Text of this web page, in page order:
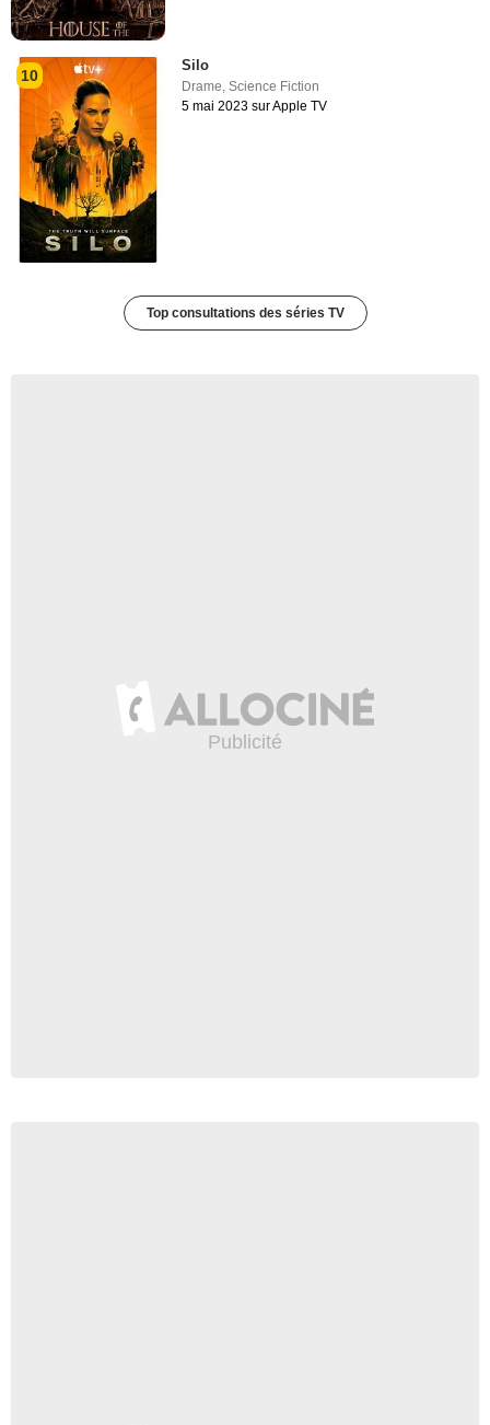
10
Silo
Drame,Science Fiction
5 mai 2023 sur Apple TV
Top consultations des séries TV